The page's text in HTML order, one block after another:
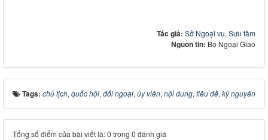
Tác giả: Sở Ngoại vụ, Sưu tầm
Nguồn tin: Bộ Ngoại Giao
Tags: chủ tịch, quốc hội, đối ngoại, ủy viên, nội dung, tiêu đề, kỷ nguyên
Tổng số điểm của bài viết là: 0 trong 0 đánh giá